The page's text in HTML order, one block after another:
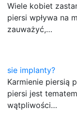
Wiele kobiet
piersi wpływa na
zauważyć,…
sie implanty?
Karmienie piersią
piersi jest
wątpliwości…